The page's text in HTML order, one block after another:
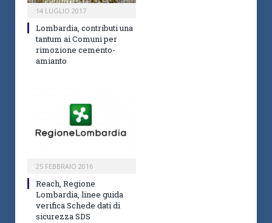
14 LUGLIO 2017
Lombardia, contributi una
tantum ai Comuni per
rimozione cemento-
amianto
25 FEBBRAIO 2016
Reach, Regione
Lombardia, linee guida
verifica Schede dati di
sicurezza SDS